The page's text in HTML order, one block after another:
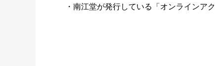
・南江堂が発行している「オンラインア